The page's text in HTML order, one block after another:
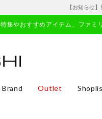
【お知らせ
特集やおすすめアイテム、ファミ
Brand Outlet